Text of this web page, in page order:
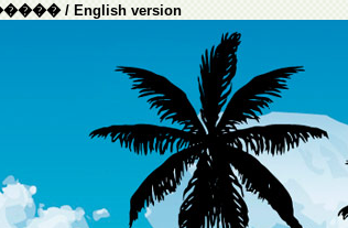
/ English version